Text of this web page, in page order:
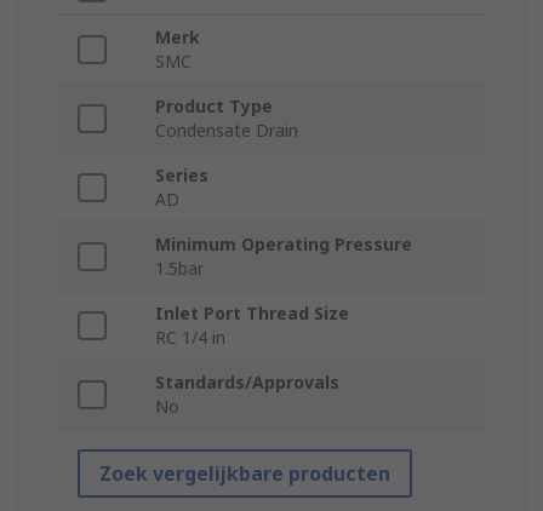
Merk
SMC
Product Type
Condensate Drain
Series
AD
Minimum Operating Pressure
1.5bar
Inlet Port Thread Size
RC 1/4 in
Standards/Approvals
No
Zoek vergelijkbare producten